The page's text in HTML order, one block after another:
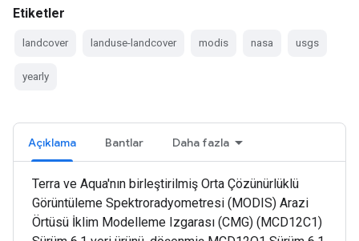
Etiketler
landcover landuse-landcover modis nasa usgs
yearly
Açıklama Bantlar Daha fazla
Terra ve Aqua'nın birleştirilmiş Orta Çözünürlüklü
Görüntüleme Spektroradyometresi (MODIS) Arazi
Örtüsü İklim Modelleme Izgarası (CMG) (MCD12C1)